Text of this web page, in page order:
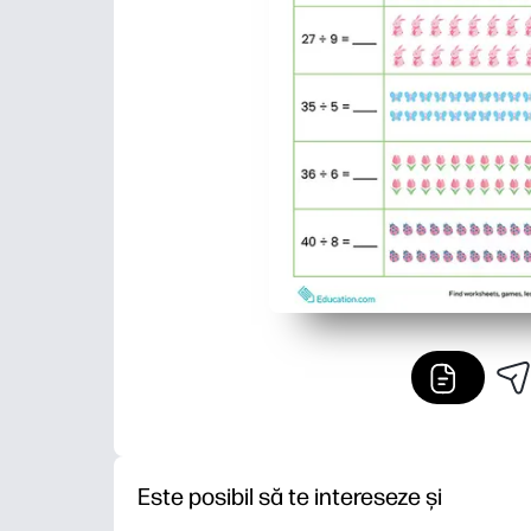
Este posibil să te intereseze și